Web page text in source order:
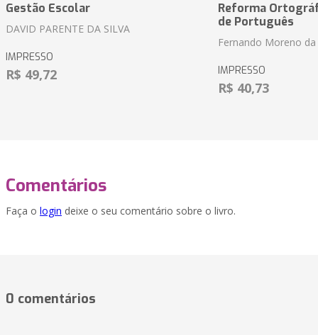
Gestão Escolar
DAVID PARENTE DA SILVA
IMPRESSO
R$ 49,72
Reforma
de Português
Fernando Moreno da
IMPRESSO
R$ 40,73
Comentários
Faça o login deixe o seu comentário sobre o livro.
0 comentários